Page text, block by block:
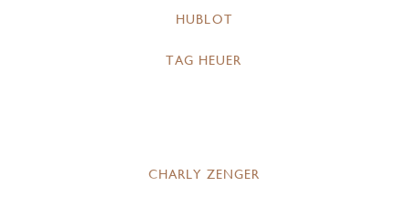
HUBLOT
TAG HEUER
CHARLY ZENGER